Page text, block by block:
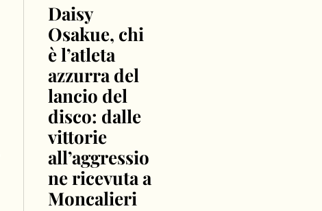
Daisy
Osakue, chi
è l’atleta
azzurra del
lancio del
disco: dalle
vittorie
all’aggressio
ne ricevuta a
Moncalieri